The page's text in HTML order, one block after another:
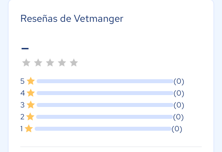
Reseñas de Vetmanger
-
5
(0)
4
(0)
3
(0)
2
(0)
1
(0)